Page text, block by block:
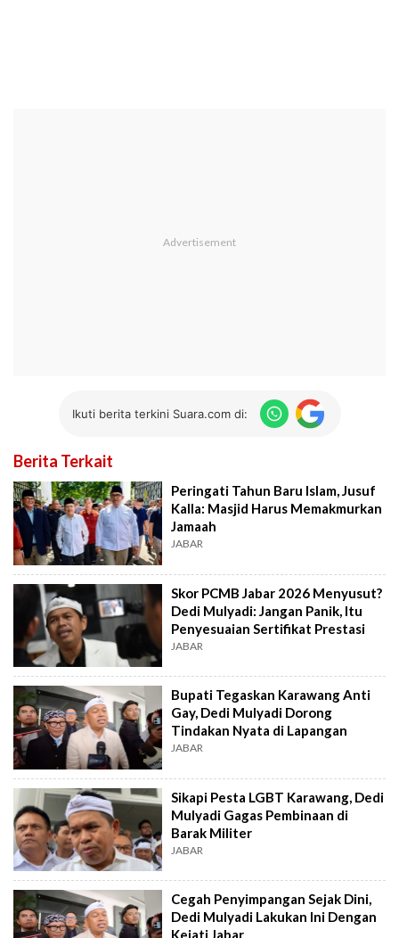
Ikuti berita terkini Suara.com di:
Berita Terkait
Peringati Tahun Baru Islam, Jusuf
Kalla: Masjid Harus Memakmurkan
Jamaah
JABAR
Skor PCMB Jabar 2026 Menyusut?
Dedi Mulyadi: Jangan Panik, Itu
Penyesuaian Sertifikat Prestasi
JABAR
Bupati Tegaskan Karawang Anti
Gay, Dedi Mulyadi Dorong
Tindakan Nyata di Lapangan
JABAR
Sikapi Pesta LGBT Karawang, Dedi
Mulyadi Gagas Pembinaan di
Barak Militer
JABAR
Cegah Penyimpangan Sejak Dini,
Dedi Mulyadi Lakukan Ini Dengan